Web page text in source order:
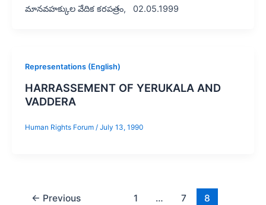
మానవహక్కుల వేదిక కరపత్రం, 02.05.1999
Representations (English)
HARRASSEMENT OF YERUKALA AND
VADDERA
Human Rights Forum / July 13, 1990
← Previous 1 … 7 8